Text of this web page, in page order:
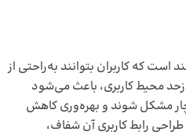
است که کاربران بتوانند به‌راحتی از
محیط کاربری، باعث می‌شود
مشکل شوند و بهره‌وری کاهش
طراحی رابط کاربری آن شفاف،